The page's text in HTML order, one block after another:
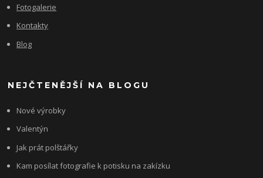
Fotogalerie
Kontakty
Blog
NEJČTENĚJŠÍ NA BLOGU
Nové výrobky
Valentýn
Jak prát polštářky
Kam posílat fotografie k potisku na zakízku